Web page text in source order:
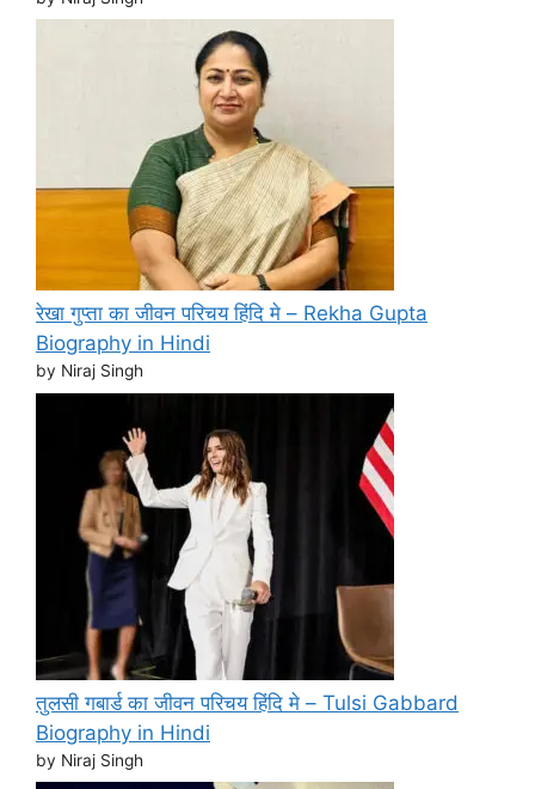
रेखा गुप्ता का जीवन परिचय हिंदि मे – Rekha Gupta
Biography in Hindi
by Niraj Singh
तुलसी गबार्ड का जीवन परिचय हिंदि मे – Tulsi Gabbard
Biography in Hindi
by Niraj Singh